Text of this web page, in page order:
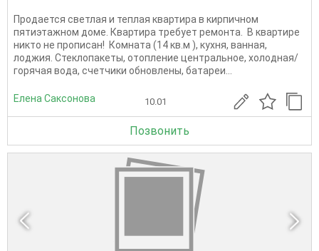
Продается светлая и теплая квартира в кирпичном
пятиэтажном доме. Квартира требует ремонта. В квартире
никто не прописан! Комната (14 кв.м ), кухня, ванная,
лоджия. Стеклопакеты, отопление центральное, холодная/
горячая вода, счетчики обновлены, батареи...
Елена Саксонова 10.01
Позвонить